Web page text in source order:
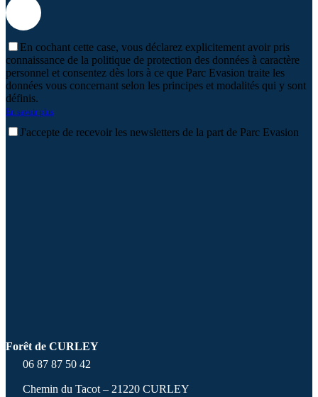
En cochant cette case, vous déclarez explicitement avoir pris
connaissance de la politique de protection des données à caractère
personnel et consentez dès lors à ce que Parc Evasion traite les
données vous concernant selon les principes et modalités qui y sont
définis.
En savoir plus
J'accepte de recevoir les newsletters de la part de Parc Evasion
Forêt de CURLEY
06 87 87 50 42
Chemin du Tacot – 21220 CURLEY